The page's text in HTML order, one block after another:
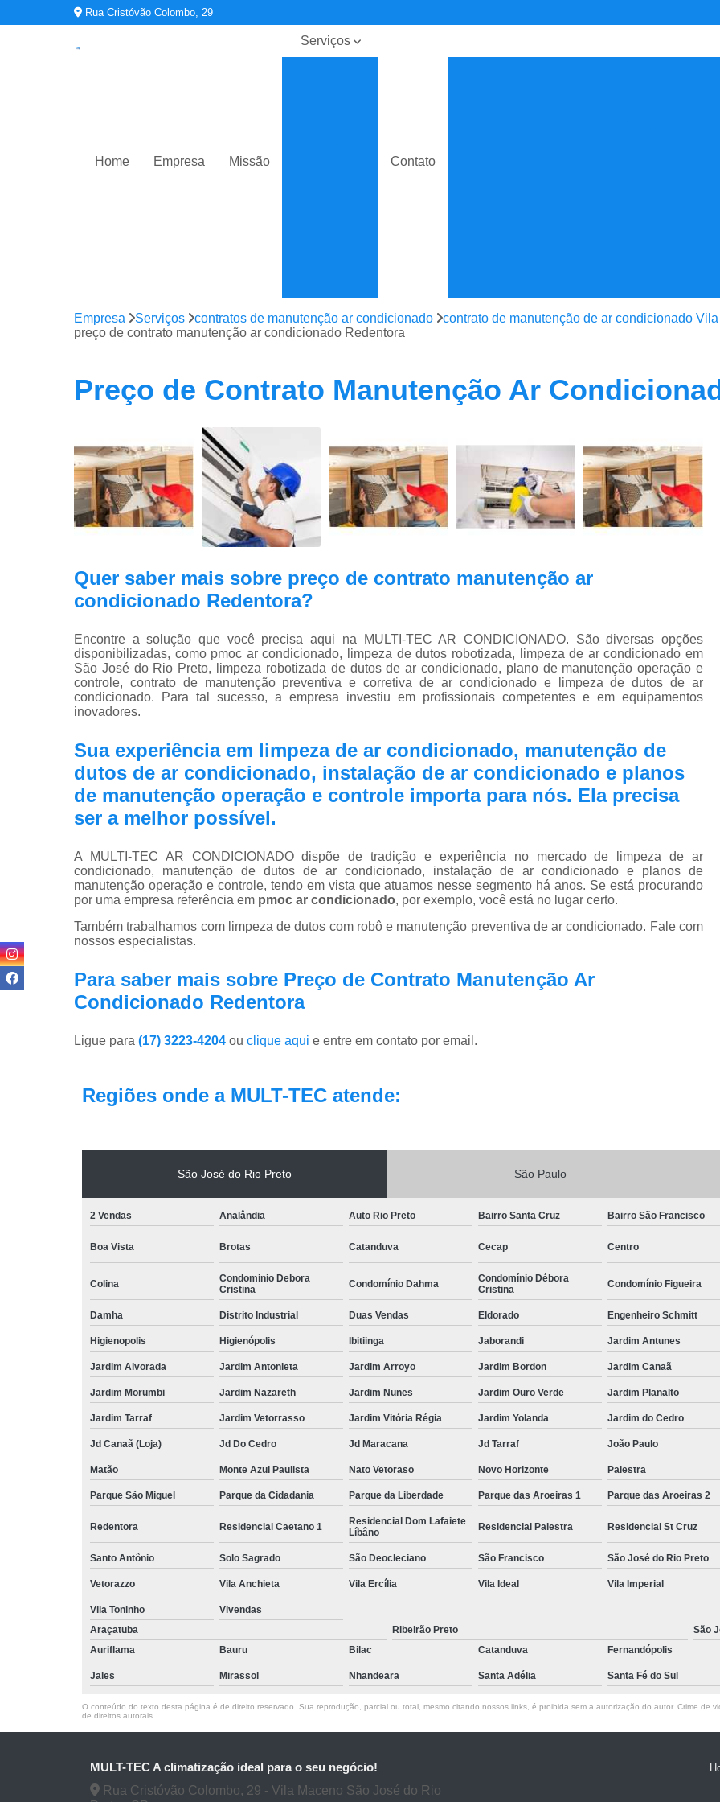
Rua Cristóvão Colombo, 29
Home Empresa Missão
Serviços
Sistemas de
climatização
Contato
Contrato Manutenção
Limpeza de Dutos Ar Condicionado
Limpeza de
Limpeza de Dutos de Ar
Limpeza de Dutos de Ar Condicionado
Limpeza de Dutos e Coifas
Limpeza de
Limpeza Dutos Ar Condicionado
Plano de Manutenção
Pmoc Ar Condicionado Central
Pmoc Ar Condicionado Vila
Pmoc para Ar Condicionado
Pmoc
Pmoc Plano de Manutenção
Retrofit de Sistema de Ar
Sistema Ar Condicionado São José do Rio
Sistema de Ar Condicionado
Sistema de Dutos de Ar Condicionado
Sistema Vrf Ar Condicionado
Sistema Central de
Sistema de Climatização de
Empresa Serviços contratos de manutenção ar condicionado
contrato de manutenção de ar condicionado
preço de contrato manutenção ar condicionado Redentora
Preço de Contrato Manutenção Ar
Quer saber mais sobre preço de contrato manutenção ar
condicionado Redentora?
Encontre a solução que você precisa aqui na MULTI-TEC AR CONDICIONADO. São diversas opções
disponibilizadas, como pmoc ar condicionado, limpeza de dutos robotizada, limpeza de ar condicionado em
São José do Rio Preto, limpeza robotizada de dutos de ar condicionado, plano de manutenção operação e
controle, contrato de manutenção preventiva e corretiva de ar condicionado e limpeza de dutos de ar
condicionado. Para tal sucesso, a empresa investiu em profissionais competentes e em equipamentos
inovadores.
Sua experiência em limpeza de ar condicionado, manutenção de
dutos de ar condicionado, instalação de ar condicionado e planos
de manutenção operação e controle importa para nós. Ela precisa
ser a melhor possível.
A MULTI-TEC AR CONDICIONADO dispõe de tradição e experiência no mercado de limpeza de ar
condicionado, manutenção de dutos de ar condicionado, instalação de ar condicionado e planos de
manutenção operação e controle, tendo em vista que atuamos nesse segmento há anos. Se está procurando
por uma empresa referência em pmoc ar condicionado, por exemplo, você está no lugar certo.
Também trabalhamos com limpeza de dutos com robô e manutenção preventiva de ar condicionado. Fale com
nossos especialistas.
Para saber mais sobre Preço de Contrato Manutenção Ar
Condicionado Redentora
Ligue para (17) 3223-4204 ou clique aqui e entre em contato por email.
Regiões onde a MULT-TEC atende:
São José do Rio Preto São Paulo
2 Vendas Analândia Auto Rio Preto Bairro Santa Cruz Bairro São Francisco
Boa Vista Brotas Catanduva Cecap Centro
Colina
Condominio Debora
Cristina
Condomínio Dahma
Condomínio Débora
Cristina
Condomínio Figueira
Damha Distrito Industrial Duas Vendas Eldorado Engenheiro Schmitt
Higienopolis Higienópolis Ibitiinga Jaborandi Jardim Antunes
Jardim Alvorada Jardim Antonieta Jardim Arroyo Jardim Bordon Jardim Canaã
Jardim Morumbi Jardim Nazareth Jardim Nunes Jardim Ouro Verde Jardim Planalto
Jardim Tarraf Jardim Vetorrasso Jardim Vitória Régia Jardim Yolanda Jardim do Cedro
Jd Canaã (Loja) Jd Do Cedro Jd Maracana Jd Tarraf João Paulo
Matão Monte Azul Paulista Nato Vetoraso Novo Horizonte Palestra
Parque São Miguel Parque da Cidadania Parque da Liberdade Parque das Aroeiras 1 Parque das Aroeiras 2
Redentora Residencial Caetano 1
Residencial Dom Lafaiete
Líbâno
Residencial Palestra Residencial St Cruz
Santo Antônio Solo Sagrado São Deocleciano São Francisco São José do Rio Preto
Vetorazzo Vila Anchieta Vila Ercília Vila Ideal Vila Imperial
Vila Toninho
Vivendas
Araçatuba
Ribeirão Preto
São
Auriflama
Bauru Bilac Catanduva Fernandópolis
Jales Mirassol Nhandeara Santa Adélia Santa Fé do Sul
O conteúdo do texto desta página é de direito reservado. Sua reprodução, parcial ou total, mesmo citando nossos links, é proibida sem a autorização do autor. Crime de
de direitos autorais
MULT-TEC A climatização ideal para o seu negócio!
Rua Cristóvão Colombo, 29 - Vila Maceno São José do Rio